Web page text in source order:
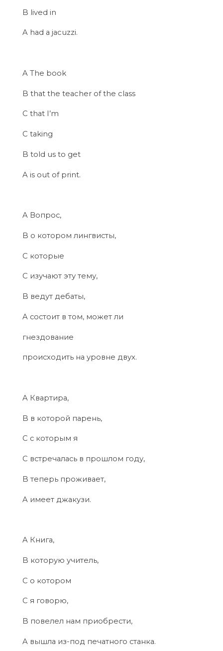
B lived in
A had a jacuzzi.
A The book
B that the teacher of the class
C that I’m
C taking
B told us to get
A is out of print.
A Вопрос,
B о котором лингвисты,
C которые
C изучают эту тему,
B ведут дебаты,
A состоит в том, может ли
гнездование
происходить на уровне двух.
A Квартира,
B в которой парень,
C с которым я
C встречалась в прошлом году,
B теперь проживает,
A имеет джакузи.
A Книга,
B которую учитель,
C о котором
C я говорю,
B повелел нам приобрести,
A вышла из-под печатного станка.